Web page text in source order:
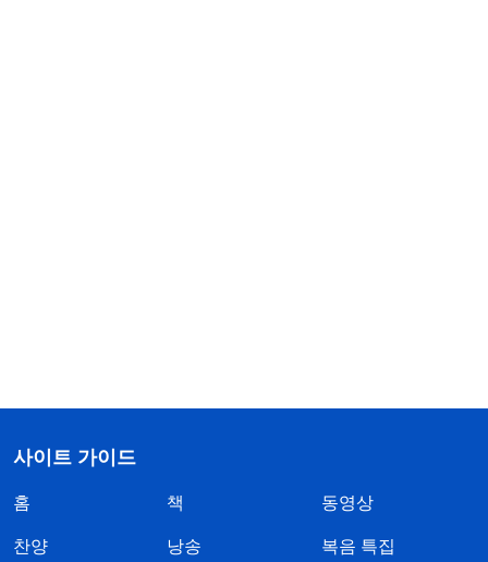
사이트 가이드
홈 책 동영상
찬양 낭송 복음 특집